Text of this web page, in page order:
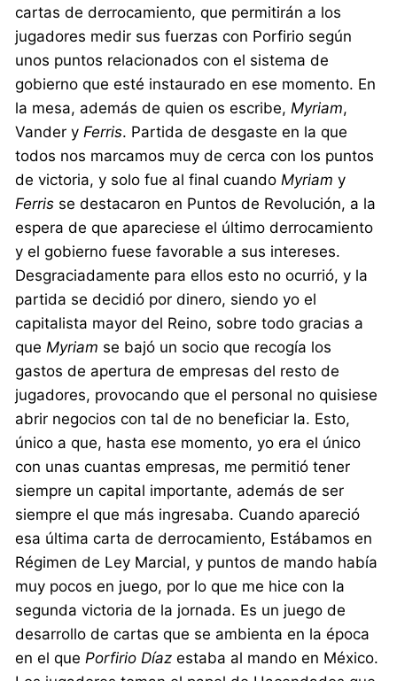
cartas de derrocamiento, que permitirán a los
jugadores medir sus fuerzas con Porfirio según
unos puntos relacionados con el sistema de
gobierno que esté instaurado en ese momento. En
la mesa, además de quien os escribe,Myriam,
Vander yFerris. Partida de desgaste en la que
todos nos marcamos muy de cerca con los puntos
de victoria, y solo fue al final cuandoMyriam y
Ferris se destacaron en Puntos de Revolución, a la
espera de que apareciese el último derrocamiento
y el gobierno fuese favorable a sus intereses.
Desgraciadamente para ellos esto no ocurrió, y la
partida se decidió por dinero, siendo yo el
capitalista mayor del Reino, sobre todo gracias a
queMyriam se bajó un socio que recogía los
gastos de apertura de empresas del resto de
jugadores, provocando que el personal no quisiese
abrir negocios con tal de no beneficiar la. Esto,
único a que, hasta ese momento, yo era el único
con unas cuantas empresas, me permitió tener
siempre un capital importante, además de ser
siempre el que más ingresaba. Cuando apareció
esa última carta de derrocamiento, Estábamos en
Régimen de Ley Marcial, y puntos de mando había
muy pocos en juego, por lo que me hice con la
segunda victoria de la jornada. Es un juego de
desarrollo de cartas que se ambienta en la época
en el quePorfirio Díaz estaba al mando en México.